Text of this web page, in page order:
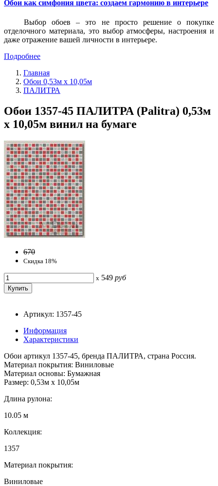
Обои как симфония цвета: создаем гармонию в интерьере
Выбор обоев – это не просто решение о покупке
отделочного материала, это выбор атмосферы, настроения и
даже отражение вашей личности в интерьере.
Подробнее
Главная
Обои 0,53м x 10,05м
ПАЛИТРА
Обои 1357-45 ПАЛИТРА (Palitra) 0,53м
x 10,05м винил на бумаге
670
Скидка 18%
x 549 руб
Артикул: 1357-45
Информация
Характеристики
Обои артикул 1357-45, бренда ПАЛИТРА, страна Россия.
Материал покрытия: Виниловые
Материал основы: Бумажная
Размер: 0,53м x 10,05м
Длина рулона:
10.05 м
Коллекция:
1357
Материал покрытия:
Виниловые